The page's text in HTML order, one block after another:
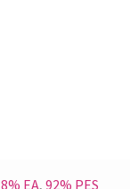
8% EA, 92% PES